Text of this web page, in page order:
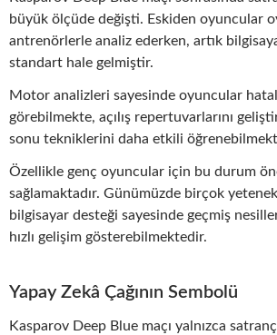
büyük ölçüde değişti. Eskiden oyuncular
antrenörlerle analiz ederken, artık
standart hale gelmiştir.
Motor analizleri sayesinde oyuncular
görebilmekte, açılış repertuvarlarını
sonu tekniklerini daha etkili
Özellikle genç oyuncular için bu durum
sağlamaktadır. Günümüzde birçok
bilgisayar desteği sayesinde geçmiş
hızlı gelişim gösterebilmektedir.
Yapay Zekâ Çağının Sembolü
Kasparov Deep Blue maçı yalnızca